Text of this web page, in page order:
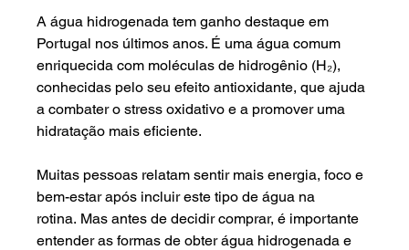
A água hidrogenada tem ganho destaque em
Portugal nos últimos anos. É uma água comum
enriquecida com moléculas de hidrogênio (H₂),
conhecidas pelo seu efeito antioxidante, que ajuda
a combater o stress oxidativo e a promover uma
hidratação mais eficiente.
Muitas pessoas relatam sentir mais energia, foco e
bem-estar após incluir este tipo de água na
rotina. Mas antes de decidir comprar, é importante
entender as formas de obter água hidrogenada e